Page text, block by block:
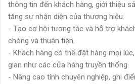
thông tin đến khách hàng, giới thiệu
tăng sự nhận diện của thương hiệu.
- Tạo cơ hội tương tác và hỗ trợ
chóng và thuận tiện.
- Khách hàng có thể đặt hàng mọi
gian như các cửa hàng truyền thống.
- Nâng cao tính chuyên nghiệp, ghi